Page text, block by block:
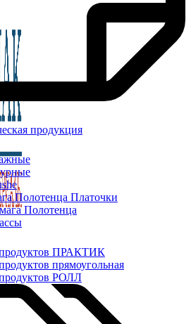
продукция
Полотенца Платочки
Полотенца
продуктов ПРАКТИК
прямоугольная
РОЛЛ